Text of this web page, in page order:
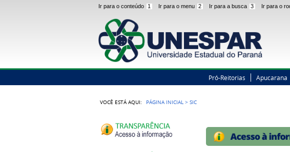
Ir para o conteúdo 1 Ir para o menu 2 Ir para a busca 3 Ir para o
Pró-Reitorias Apucarana
VOCÊ ESTÁ AQUI: PÁGINA INICIAL >SIC